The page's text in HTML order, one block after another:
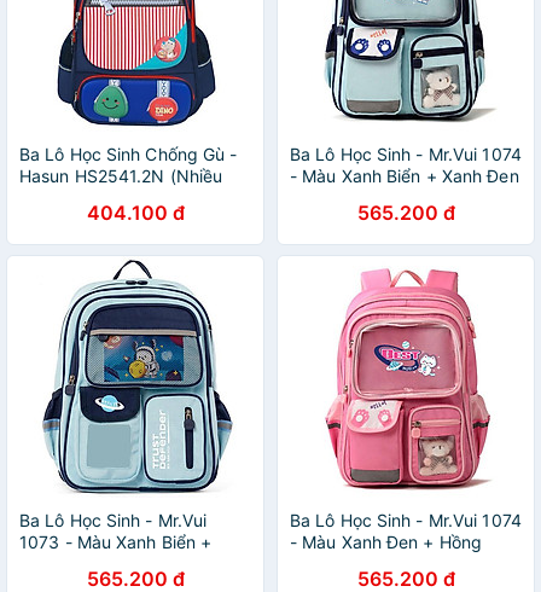
Ba Lô Học Sinh Chống Gù -
Hasun HS2541.2N (Nhiều
404.100 đ
Ba Lô Học Sinh - Mr.Vui 1074
- Màu Xanh Biển + Xanh Đen
565.200 đ
Ba Lô Học Sinh - Mr.Vui
1073 - Màu Xanh Biển +
565.200 đ
Ba Lô Học Sinh - Mr.Vui 1074
- Màu Xanh Đen + Hồng
565.200 đ